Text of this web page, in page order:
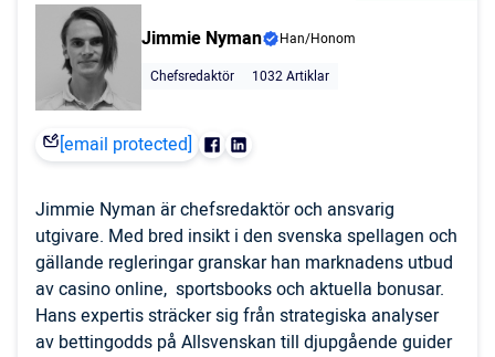
Jimmie Nyman
Han/Honom
Chefsredaktör
1032 Artiklar
[email protected]
Jimmie Nyman är chefsredaktör och ansvarig
utgivare. Med bred insikt i den svenska spellagen och
gällande regleringar granskar han marknadens utbud
av casino online, sportsbooks och aktuella bonusar.
Hans expertis sträcker sig från strategiska analyser
av bettingodds på Allsvenskan till djupgående guider